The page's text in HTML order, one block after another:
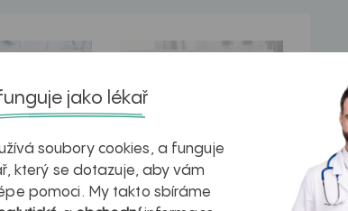
Inovativní
jako lékař
soubory cookies, a funguje
který se dotazuje, aby vám
pomoci. My takto sbíráme